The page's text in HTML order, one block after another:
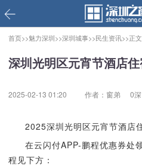
首页>>魅力深圳>>深圳城事>>民生资讯>>正文
深圳光明区元宵节酒店
2025-02-13 01:20 作者：窗弟 0
2025深圳光明区元宵节酒店
在云闪付APP-鹏程优惠券处
程见下方：